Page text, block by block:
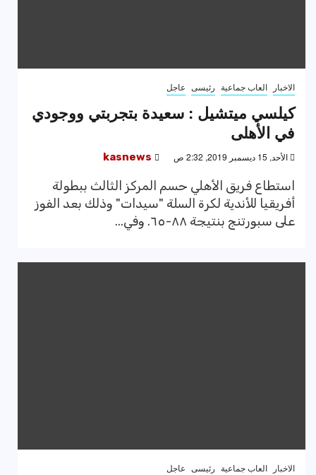
الاخبار العاب جماعية رئيسى عاجل
كيلسي ميتشيل : سعيدة بتجربتي ووجودي
في الأهلى
الأحد, 15 ديسمبر 2019, 2:32 ص kasnews
استطاع فريق الأهلي حسم المركز الثالث ببطولة
أفريقيا للأندية لكرة السلة "سيدات" وذلك بعد الفوز
على سبورتنج بنتيجة ٨٨-٦٥. وفي...
الاخبار العاب جماعية رئيسى عاجل